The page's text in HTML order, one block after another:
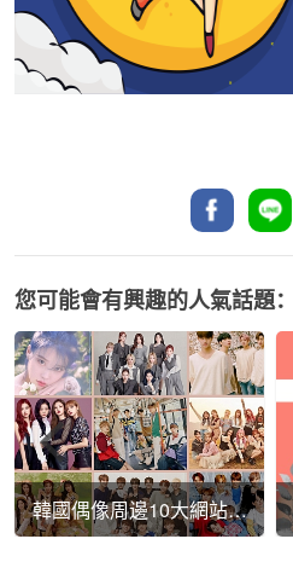
您可能會有興趣的人氣話題：
韓國偶像周邊10大網站推